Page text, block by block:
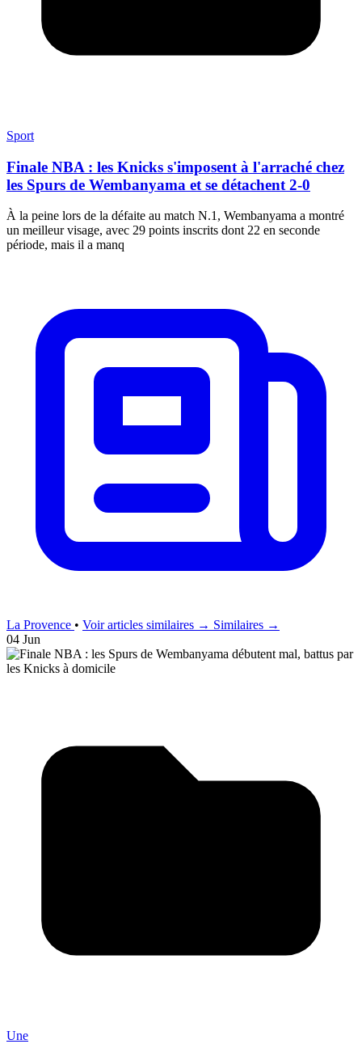
Sport
Finale NBA : les Knicks s'imposent à l'arraché chez
les Spurs de Wembanyama et se détachent 2-0
À la peine lors de la défaite au match N.1, Wembanyama a montré
un meilleur visage, avec 29 points inscrits dont 22 en seconde
période, mais il a manq
La Provence • Voir articles similaires → Similaires →
04 Jun
Une